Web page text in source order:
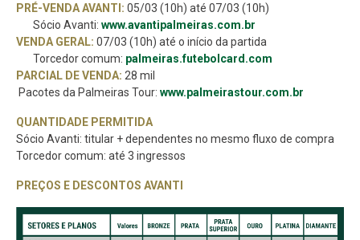
PRÉ-VENDA AVANTI: 05/03 (10h) até 07/03 (10h)
Sócio Avanti: www.avantipalmeiras.com.br
VENDA GERAL: 07/03 (10h) até o início da partida
Torcedor comum: palmeiras.futebolcard.com
PARCIAL DE VENDA: 28 mil
Pacotes da Palmeiras Tour: www.palmeirastour.com.br
QUANTIDADE PERMITIDA
Sócio Avanti: titular + dependentes no mesmo fluxo de compra
Torcedor comum: até 3 ingressos
PREÇOS E DESCONTOS AVANTI